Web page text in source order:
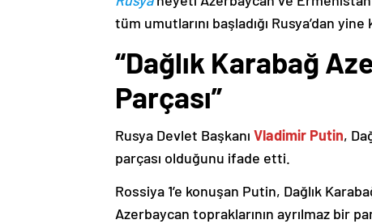
tüm umutlarını başladığı Rusya’dan
“Dağlık Karabağ
Parçası”
Rusya Devlet Başkanı Vladimir Putin,
parçası olduğunu ifade etti.
Rossiya 1’e konuşan Putin, Dağlık
Azerbaycan topraklarının ayrılmaz bir